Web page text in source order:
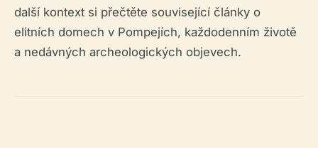
další kontext si přečtěte související články o
elitních domech v Pompejích, každodenním životě
a nedávných archeologických objevech.